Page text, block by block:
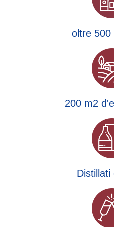
oltre 500
200 m2
Distillati